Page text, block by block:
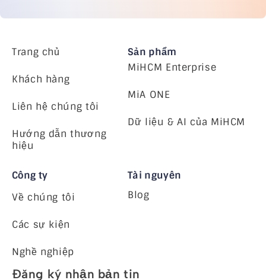
Trang chủ
Khách hàng
Liên hệ chúng tôi
Hướng dẫn thương
hiệu
Sản phẩm
MiHCM Enterprise
MiA ONE
Dữ liệu & AI của MiHCM
Công ty
Về chúng tôi
Các sự kiện
Nghề nghiệp
Tài nguyên
Blog
Đăng ký nhận bản tin